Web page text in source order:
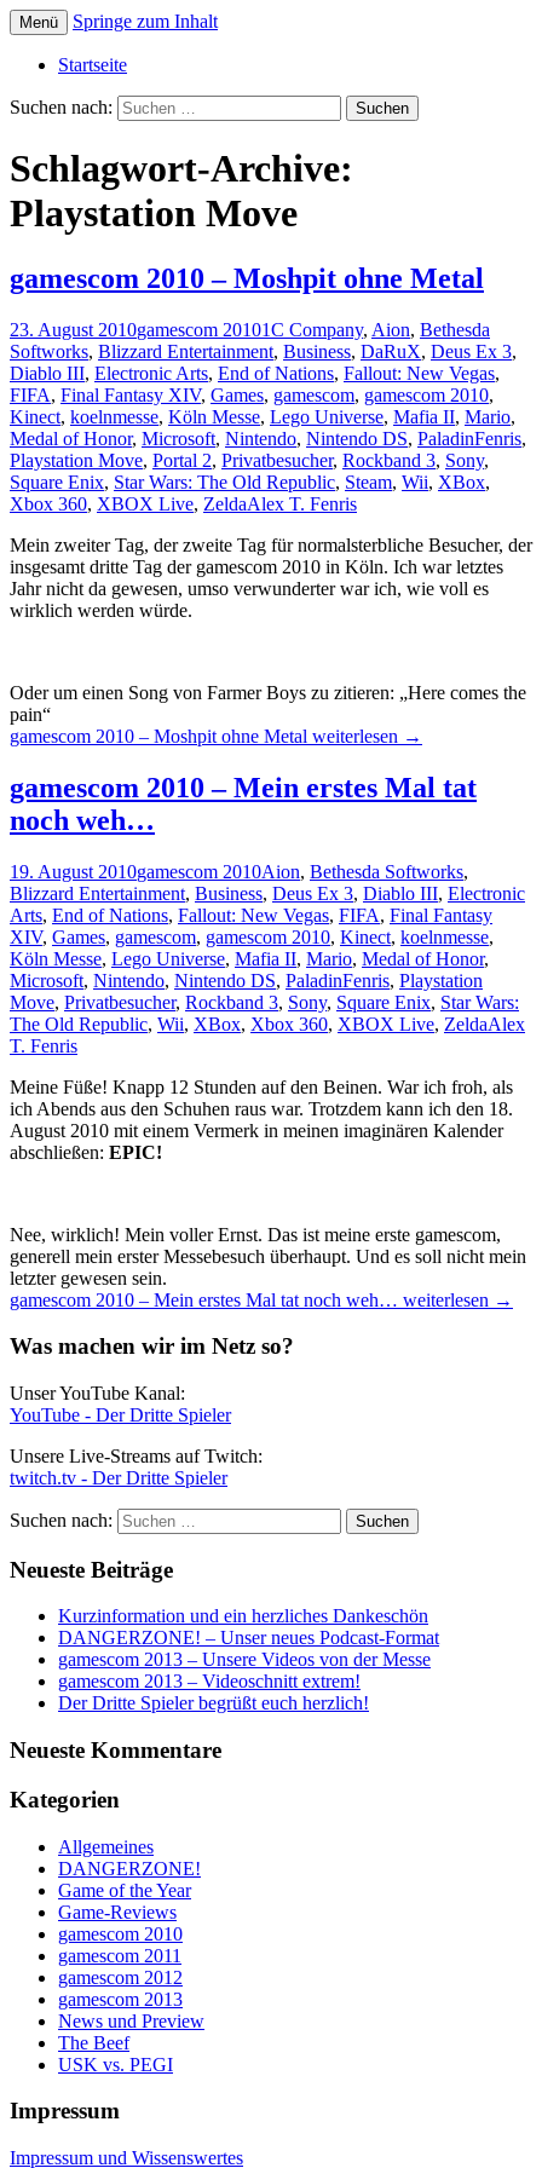
Der Dritte Spieler
Menü Springe zum Inhalt
Startseite
Suchen nach:
Schlagwort-Archive:
Playstation Move
gamescom 2010 – Moshpit ohne Metal
23. August 2010gamescom 20101C Company, Aion, Bethesda
Softworks, Blizzard Entertainment, Business, DaRuX, Deus Ex 3,
Diablo III, Electronic Arts, End of Nations, Fallout: New Vegas,
FIFA, Final Fantasy XIV, Games, gamescom, gamescom 2010,
Kinect, koelnmesse, Köln Messe, Lego Universe, Mafia II, Mario,
Medal of Honor, Microsoft, Nintendo, Nintendo DS, PaladinFenris,
Playstation Move, Portal 2, Privatbesucher, Rockband 3, Sony,
Square Enix, Star Wars: The Old Republic, Steam, Wii, XBox,
Xbox 360, XBOX Live, ZeldaAlex T. Fenris
Mein zweiter Tag, der zweite Tag für normalsterbliche Besucher, der
insgesamt dritte Tag der gamescom 2010 in Köln. Ich war letztes
Jahr nicht da gewesen, umso verwunderter war ich, wie voll es
wirklich werden würde.
Oder um einen Song von Farmer Boys zu zitieren: „Here comes the
pain“
gamescom 2010 – Moshpit ohne Metal weiterlesen →
gamescom 2010 – Mein erstes Mal tat
noch weh…
19. August 2010gamescom 2010Aion, Bethesda Softworks,
Blizzard Entertainment, Business, Deus Ex 3, Diablo III, Electronic
Arts, End of Nations, Fallout: New Vegas, FIFA, Final Fantasy
XIV, Games, gamescom, gamescom 2010, Kinect, koelnmesse,
Köln Messe, Lego Universe, Mafia II, Mario, Medal of Honor,
Microsoft, Nintendo, Nintendo DS, PaladinFenris, Playstation
Move, Privatbesucher, Rockband 3, Sony, Square Enix, Star Wars:
The Old Republic, Wii, XBox, Xbox 360, XBOX Live, ZeldaAlex
T. Fenris
Meine Füße! Knapp 12 Stunden auf den Beinen. War ich froh, als
ich Abends aus den Schuhen raus war. Trotzdem kann ich den 18.
August 2010 mit einem Vermerk in meinen imaginären Kalender
abschließen: EPIC!
Nee, wirklich! Mein voller Ernst. Das ist meine erste gamescom,
generell mein erster Messebesuch überhaupt. Und es soll nicht mein
letzter gewesen sein.
gamescom 2010 – Mein erstes Mal tat noch weh… weiterlesen →
Was machen wir im Netz so?
Unser YouTube Kanal:
YouTube - Der Dritte Spieler
Unsere Live-Streams auf Twitch:
twitch.tv - Der Dritte Spieler
Suchen nach:
Neueste Beiträge
Kurzinformation und ein herzliches Dankeschön
DANGERZONE! – Unser neues Podcast-Format
gamescom 2013 – Unsere Videos von der Messe
gamescom 2013 – Videoschnitt extrem!
Der Dritte Spieler begrüßt euch herzlich!
Neueste Kommentare
Kategorien
Allgemeines
DANGERZONE!
Game of the Year
Game-Reviews
gamescom 2010
gamescom 2011
gamescom 2012
gamescom 2013
News und Preview
The Beef
USK vs. PEGI
Impressum
Impressum und Wissenswertes